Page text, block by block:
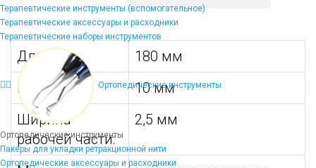
Терапевтические инструменты (вспомогательное)
Терапевтические аксессуары и расходники
Терапевтические наборы инструментов
Ортопедические инструменты
Ортопедические инструменты
Пакеры для укладки ретракционной нити
Ортопедические аксессуары и расходники
Длина:
180 мм
Ширина:
10 мм
Ширина
рабочей части:
2,5 мм